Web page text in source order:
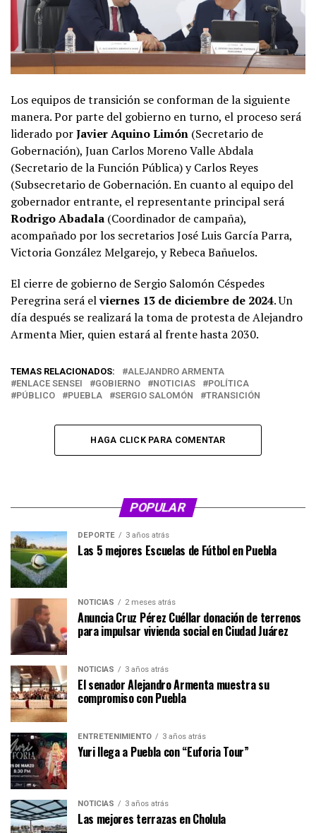
Los equipos de transición se conforman de la siguiente
manera. Por parte del gobierno en turno, el proceso será
liderado porJavier Aquino Limón (Secretario de
Gobernación), Juan Carlos Moreno Valle Abdala
(Secretario de la Función Pública) y Carlos Reyes
(Subsecretario de Gobernación. En cuanto al equipo del
gobernador entrante, el representante principal será
Rodrigo Abadala (Coordinador de campaña),
acompañado por los secretarios José Luis García Parra,
Victoria González Melgarejo, y Rebeca Bañuelos.
El cierre de gobierno de Sergio Salomón Céspedes
Peregrina será elviernes 13 de diciembre de 2024. Un
día después se realizará la toma de protesta de Alejandro
Armenta Mier, quien estará al frente hasta 2030.
TEMAS RELACIONADOS:
ALEJANDRO ARMENTA
ENLACE SENSEI
GOBIERNO NOTICIAS
POLÍTICA
PÚBLICO
PUEBLA SERGIO SALOMÓN TRANSICIÓN
HAGA CLICK PARA COMENTAR
POPULAR
DEPORTE 3 años atrás
Las 5 mejores Escuelas de Fútbol en Puebla
NOTICIAS 2 meses atrás
Anuncia Cruz Pérez Cuéllar donación de terrenos
para impulsar vivienda social en Ciudad Juárez
NOTICIAS 3 años atrás
El senador Alejandro Armenta muestra su
compromiso con Puebla
ENTRETENIMIENTO 3 años atrás
Yuri llega a Puebla con “Euforia Tour”
NOTICIAS 3 años atrás
Las mejores terrazas en Cholula